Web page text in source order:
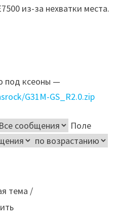
из-за нехватки места.
под ксеоны —
G31M-GS_R2.0.zip
Поле
тема /